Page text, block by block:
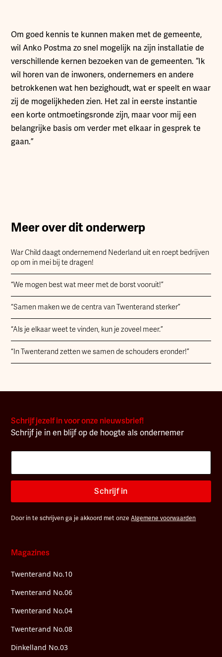
Om goed kennis te kunnen maken met de gemeente,
wil Anko Postma zo snel mogelijk na zijn installatie de
verschillende kernen bezoeken van de gemeenten. “Ik
wil horen van de inwoners, ondernemers en andere
betrokkenen wat hen bezighoudt, wat er speelt en waar
zij de mogelijkheden zien. Het zal in eerste instantie
een korte ontmoetingsronde zijn, maar voor mij een
belangrijke basis om verder met elkaar in gesprek te
gaan.”
Meer over dit onderwerp
War Child daagt ondernemend Nederland uit en roept bedrijven
op om in mei bij te dragen!
“We mogen best wat meer met de borst vooruit!”
“Samen maken we de centra van Twenterand sterker”
“Als je elkaar weet te vinden, kun je zoveel meer.”
“In Twenterand zetten we samen de schouders eronder!”
Schrijf jezelf in voor onze nieuwsbrief!
Schrijf je in en blijf op de hoogte als ondernemer
Schrijf in
Door in te schrijven ga je akkoord met onzeAlgemene voorwaarden
Magazines
Twenterand No.10
Twenterand No.06
Twenterand No.04
Twenterand No.08
Dinkelland No.03